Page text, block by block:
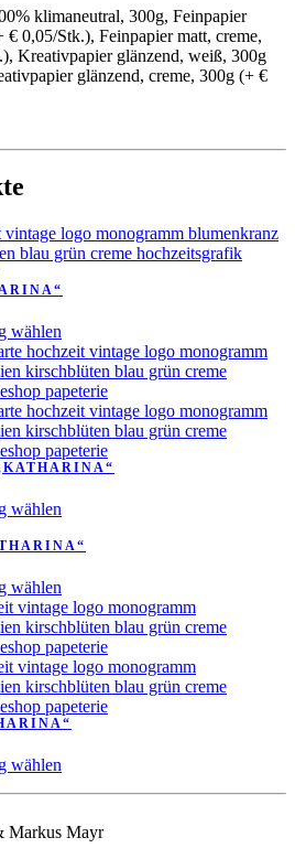
klimaneutral, 300g, Feinpapier
€ 0,05/Stk.), Feinpapier matt, creme,
Kreativpapier glänzend, weiß, 300g
glänzend, creme, 300g (+ €
wählen
Produkt
weist
mehrere
Varianten
auf.
Die
Optionen
Produktseite
werden
wählen
weist
auf.
Die
Optionen
können
auf
der
Produktseite
werden
wählen
Produkt
weist
mehrere
Varianten
auf.
Die
Optionen
gewählt
werden
wählen
mehrere
Varianten
Markus Mayr